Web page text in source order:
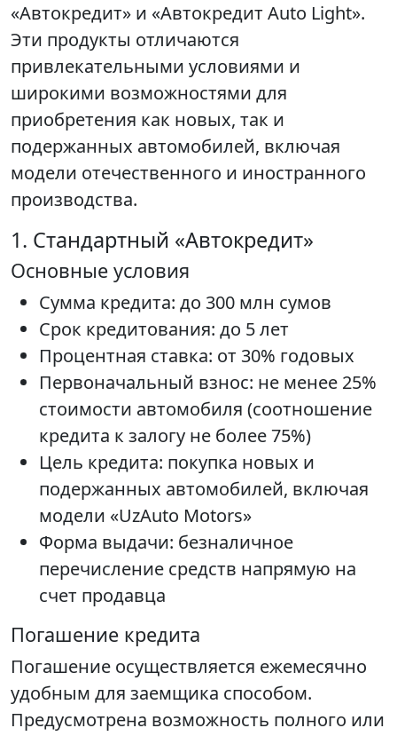
«Автокредит» и «Автокредит Auto Light».
Эти продукты отличаются
привлекательными условиями и
широкими возможностями для
приобретения как новых, так и
подержанных автомобилей, включая
модели отечественного и иностранного
производства.
1. Стандартный «Автокредит»
Основные условия
Сумма кредита: до 300 млн сумов
Срок кредитования: до 5 лет
Процентная ставка: от 30% годовых
Первоначальный взнос: не менее 25%
стоимости автомобиля (соотношение
кредита к залогу не более 75%)
Цель кредита: покупка новых и
подержанных автомобилей, включая
модели «UzAuto Motors»
Форма выдачи: безналичное
перечисление средств напрямую на
счет продавца
Погашение кредита
Погашение осуществляется ежемесячно
удобным для заемщика способом.
Предусмотрена возможность полного или